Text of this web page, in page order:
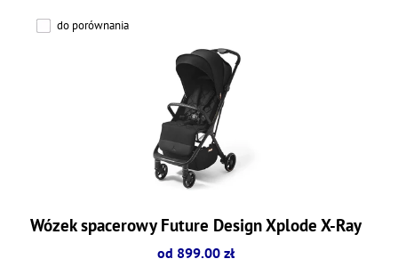
do porównania
Wózek spacerowy Future Design Xplode X-Ray
od 899.00 zł